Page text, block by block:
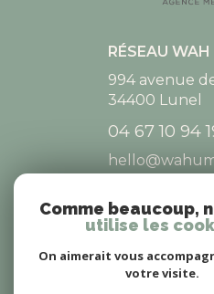
RÉSEAU WAH
994 avenue
34400 Lunel
04 67 10 94
NOS
NOUS
Comme beaucoup,
utilise les
On aimerait vous
votre visite.